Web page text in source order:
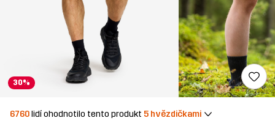
30%
6760lidí ohodnotilo tento produkt 5 hvězdičkami